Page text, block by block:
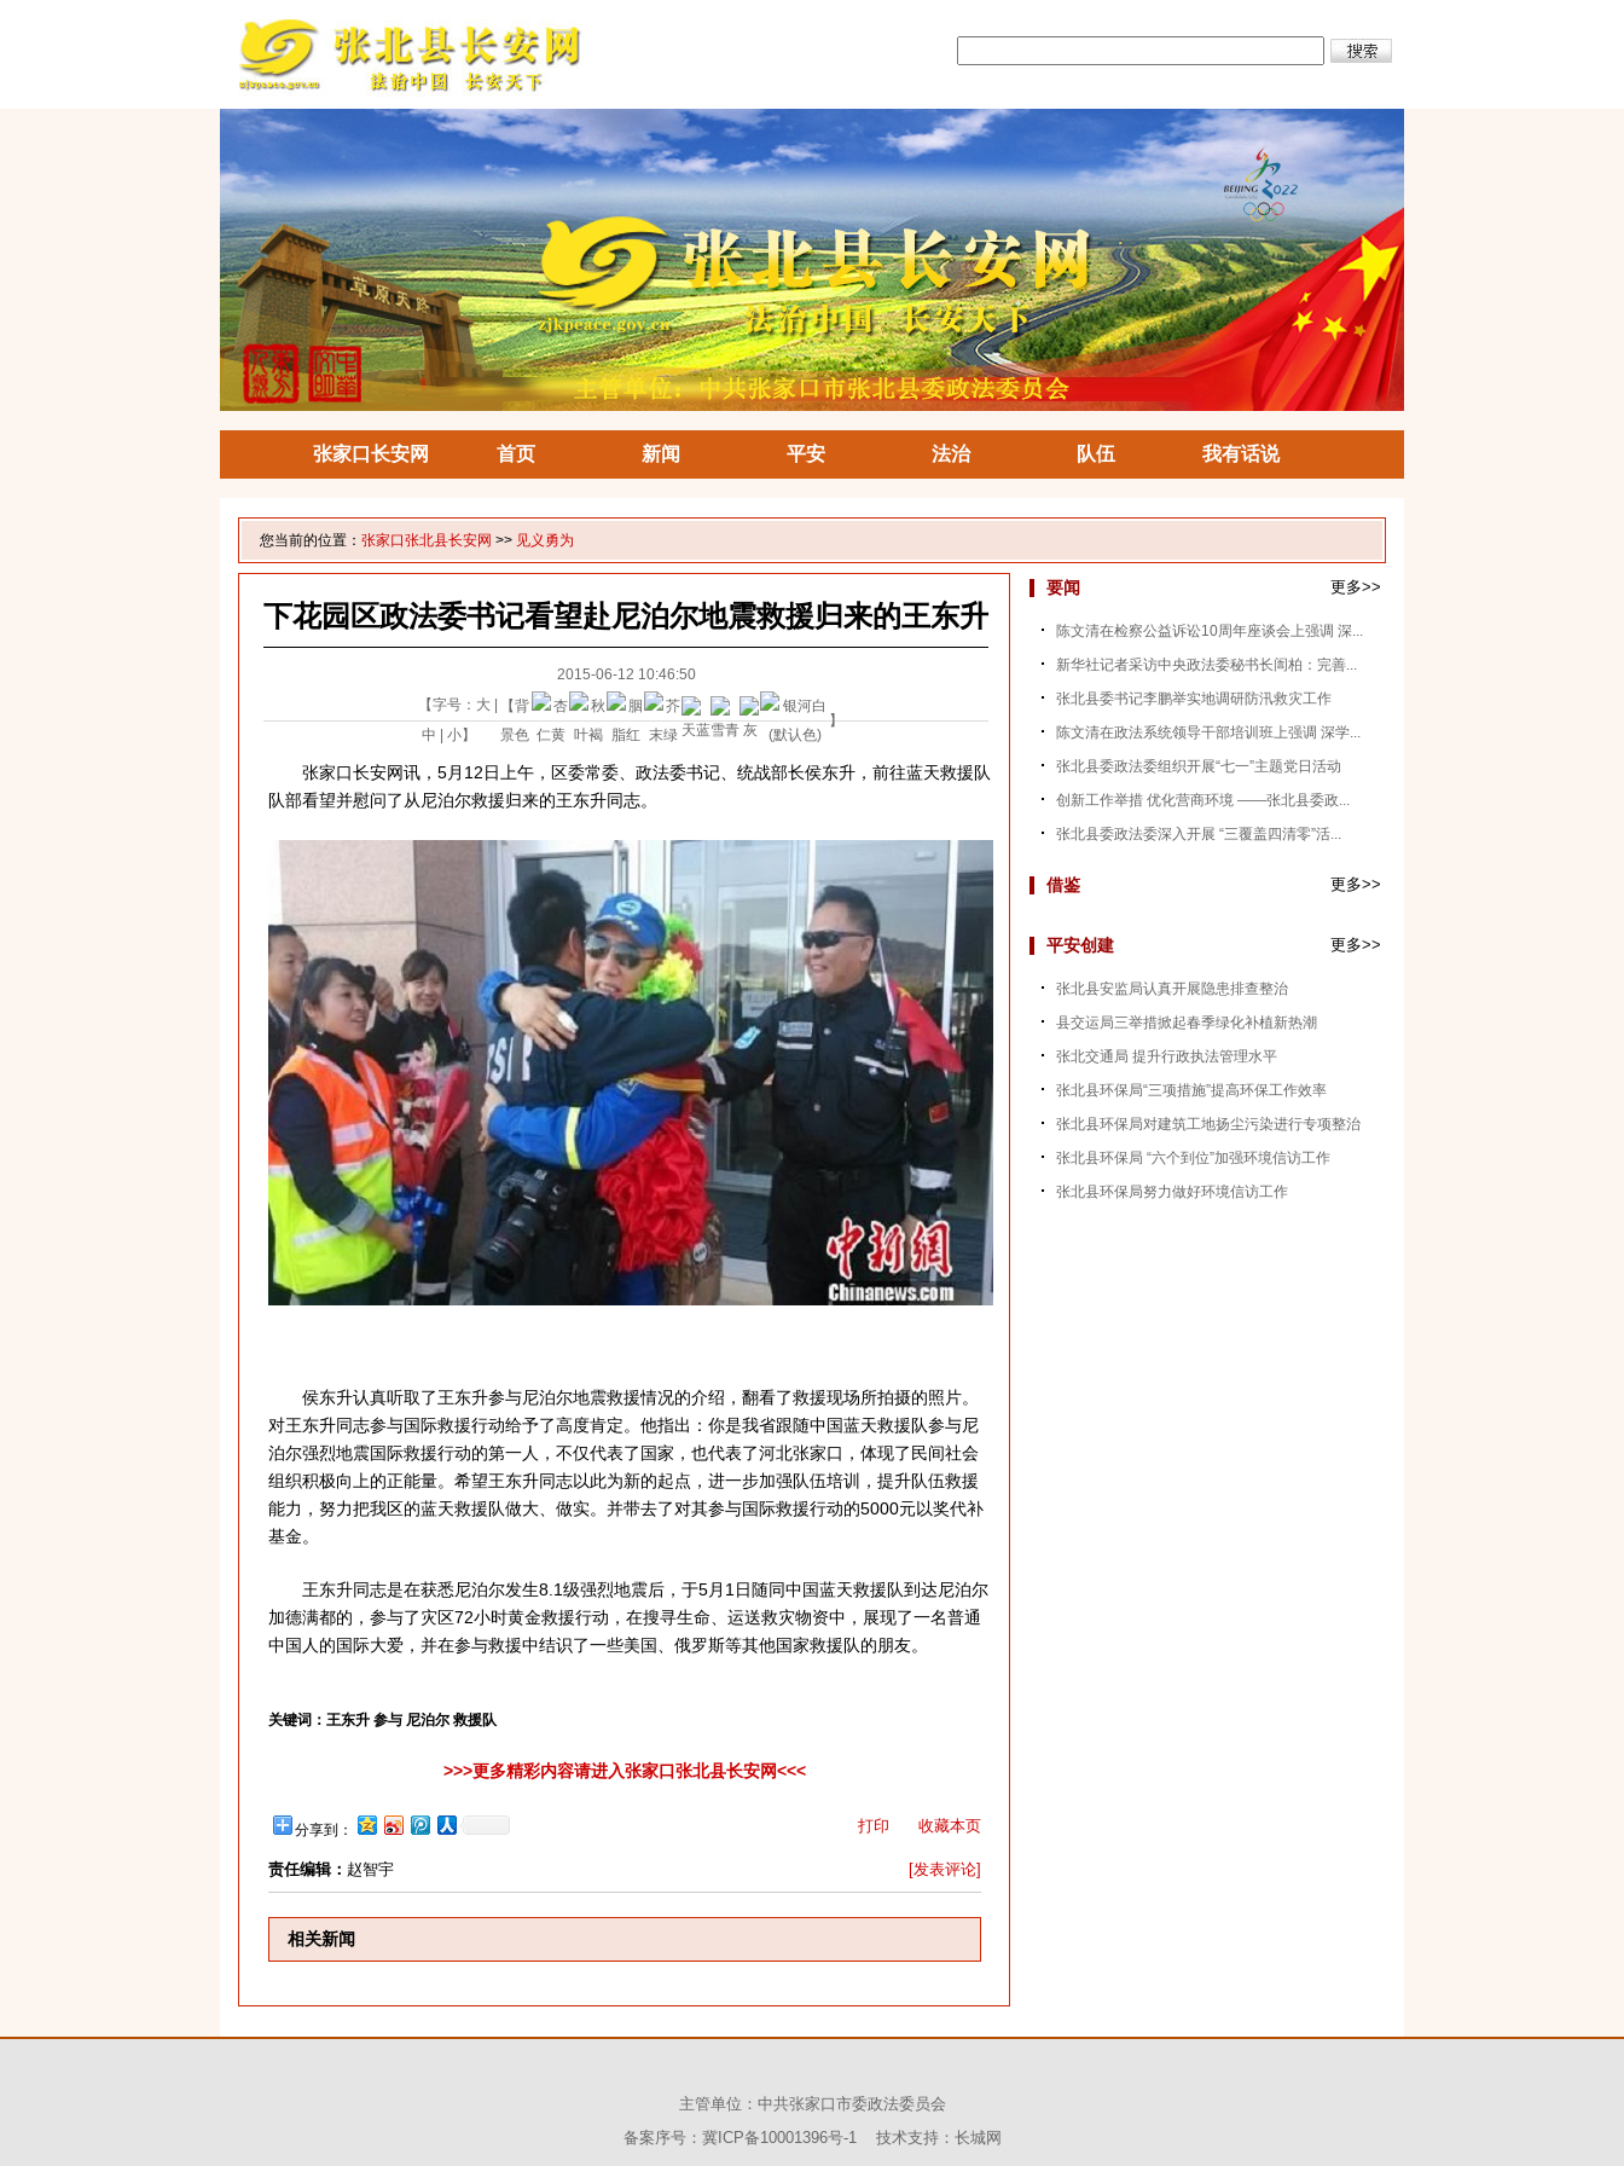
张家口长安网 首页 新闻 平安 法治 队伍 我有话说
您当前的位置： 张家口张北县长安网 >> 见义勇为
下花园区政法委书记看望赴尼泊尔地震救援归来的王东升
2015-06-12 10:46:50
【字号： 大
中
小】
【背
景色
】
张家口长安网讯，5月12日上午，区委常委、政法委书记、统战部长侯东升，前往蓝天救援队
队部看望并慰问了从尼泊尔救援归来的王东升同志。
侯东升认真听取了王东升参与尼泊尔地震救援情况的介绍，翻看了救援现场所拍摄的照片。
对王东升同志参与国际救援行动给予了高度肯定。他指出：你是我省跟随中国蓝天救援队参与尼
泊尔强烈地震国际救援行动的第一人，不仅代表了国家，也代表了河北张家口，体现了民间社会
组织积极向上的正能量。希望王东升同志以此为新的起点，进一步加强队伍培训，提升队伍救援
能力，努力把我区的蓝天救援队做大、做实。并带去了对其参与国际救援行动的5000元以奖代补
基金。
王东升同志是在获悉尼泊尔发生8.1级强烈地震后，于5月1日随同中国蓝天救援队到达尼泊尔
加德满都的，参与了灾区72小时黄金救援行动，在搜寻生命、运送救灾物资中，展现了一名普通
中国人的国际大爱，并在参与救援中结识了一些美国、俄罗斯等其他国家救援队的朋友。
关键词： 王东升 参与 尼泊尔 救援队
>>>更多精彩内容请进入张家口张北县长安网<<<
分享到： 打印 收藏本页
责任编辑： 赵智宇 [发表评论]
相关新闻
要闻 更多>>
陈文清在检察公益诉讼10周年座谈会上强调 深...
新华社记者采访中央政法委秘书长訚柏：完善...
张北县委书记李鹏举实地调研防汛救灾工作
陈文清在政法系统领导干部培训班上强调 深学...
张北县委政法委组织开展“七一”主题党日活动
创新工作举措 优化营商环境 ——张北县委政...
张北县委政法委深入开展 “三覆盖四清零”活...
借鉴 更多>>
平安创建 更多>>
张北县安监局认真开展隐患排查整治
县交运局三举措掀起春季绿化补植新热潮
张北交通局 提升行政执法管理水平
张北县环保局“三项措施”提高环保工作效率
张北县环保局对建筑工地扬尘污染进行专项整治
张北县环保局 “六个到位”加强环境信访工作
张北县环保局努力做好环境信访工作
主管单位：中共张家口市委政法委员会
备案序号：冀ICP备10001396号-1 技术支持： 长城网